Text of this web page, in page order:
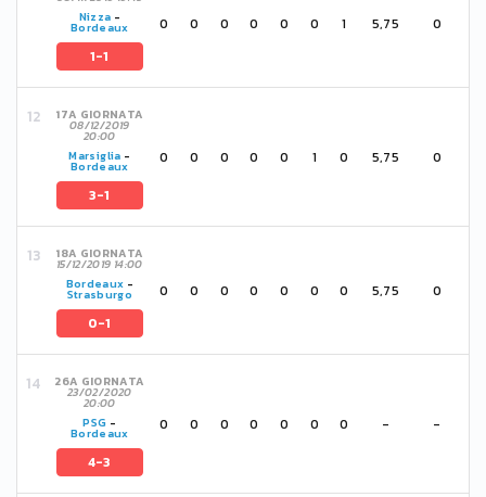
Nizza -
Bordeaux
1-1
0 0 0 0 0 0 1 5,75 0
17A GIORNATA
08/12/2019
20:00
Marsiglia -
Bordeaux
3-1
0 0 0 0 0 1 0 5,75 0
18A GIORNATA
15/12/2019 14:00
Bordeaux -
Strasburgo
0-1
0 0 0 0 0 0 0 5,75 0
26A GIORNATA
23/02/2020
20:00
PSG -
Bordeaux
4-3
0 0 0 0 0 0 0 - -